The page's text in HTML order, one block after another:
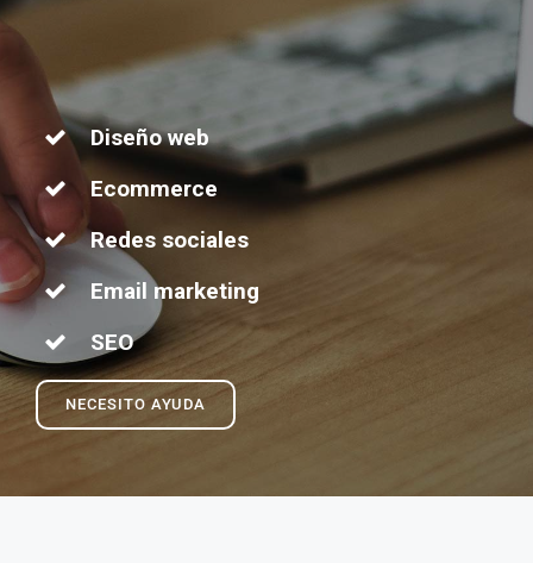
Diseño web
Ecommerce
Redes sociales
Email marketing
SEO
NECESITO AYUDA